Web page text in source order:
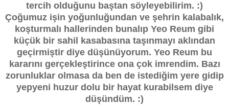
tercih olduğunu baştan söyleyebilirim. :)
Çoğumuz işin yoğunluğundan ve şehrin kalabalık,
koşturmalı hallerinden bunalıp Yeo Reum gibi
küçük bir sahil kasabasına taşınmayı aklından
geçirmiştir diye düşünüyorum. Yeo Reum bu
kararını gerçekleştirince ona çok imrendim. Bazı
zorunluklar olmasa da ben de istediğim yere gidip
yepyeni huzur dolu bir hayat kurabilsem diye
düşündüm. :)